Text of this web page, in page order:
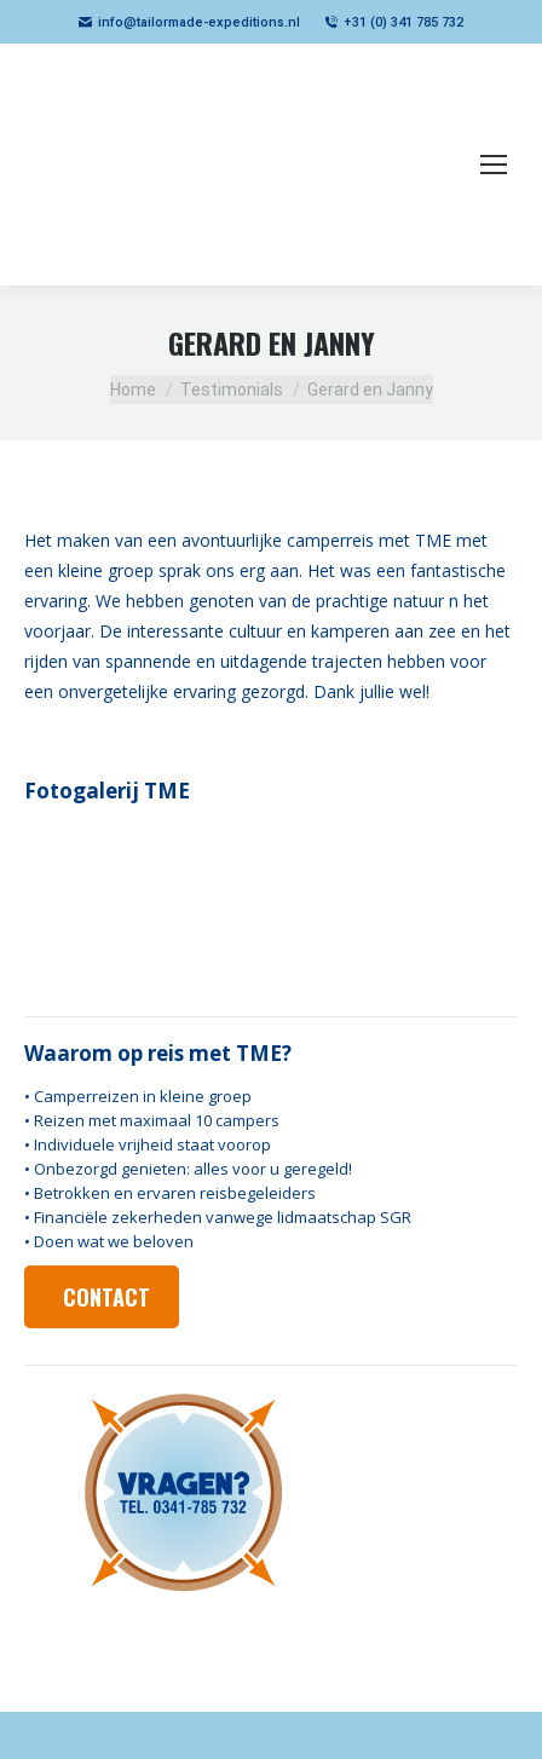
info@tailormade-expeditions.nl +31 (0) 341 785 732
GERARD EN JANNY
Je bent hier:
Home Testimonials Gerard en Janny
Het maken van een avontuurlijke camperreis met TME met
een kleine groep sprak ons erg aan. Het was een fantastische
ervaring. We hebben genoten van de prachtige natuur n het
voorjaar. De interessante cultuur en kamperen aan zee en het
rijden van spannende en uitdagende trajecten hebben voor
een onvergetelijke ervaring gezorgd. Dank jullie wel!
Fotogalerij TME
Waarom op reis met TME?
• Camperreizen in kleine groep
• Reizen met maximaal 10 campers
• Individuele vrijheid staat voorop
• Onbezorgd genieten: alles voor u geregeld!
• Betrokken en ervaren reisbegeleiders
• Financiële zekerheden vanwege lidmaatschap SGR
• Doen wat we beloven
CONTACT